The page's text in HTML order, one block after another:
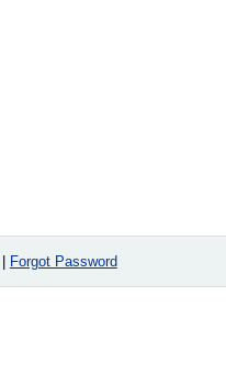
Forgot Password